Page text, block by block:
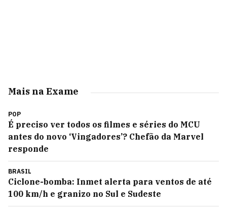
Mais na Exame
POP
É preciso ver todos os filmes e séries do MCU
antes do novo ‘Vingadores’? Chefão da Marvel
responde
BRASIL
Ciclone-bomba: Inmet alerta para ventos de até
100 km/h e granizo no Sul e Sudeste